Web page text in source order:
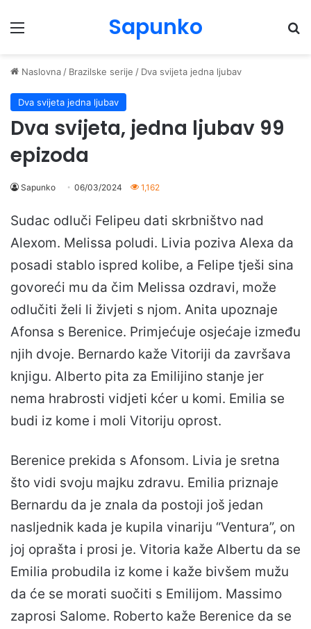
Menu Sapunko
Naslovna / Brazilske serije / Dva svijeta jedna ljubav
Dva svijeta jedna ljubav
Dva svijeta, jedna ljubav 99
epizoda
Sapunko 06/03/2024 1,162
Sudac odluči Felipeu dati skrbništvo nad
Alexom. Melissa poludi. Livia poziva Alexa da
posadi stablo ispred kolibe, a Felipe tješi sina
govoreći mu da čim Melissa ozdravi, može
odlučiti želi li živjeti s njom. Anita upoznaje
Afonsa s Berenice. Primjećuje osjećaje između
njih dvoje. Bernardo kaže Vitoriji da završava
knjigu. Alberto pita za Emilijino stanje jer
nema hrabrosti vidjeti kćer u komi. Emilia se
budi iz kome i moli Vitoriju oprost.
Berenice prekida s Afonsom. Livia je sretna
što vidi svoju majku zdravu. Emilia priznaje
Bernardu da je znala da postoji još jedan
nasljednik kada je kupila vinariju “Ventura”, on
joj oprašta i prosi je. Vitoria kaže Albertu da se
Emilia probudila iz kome i kaže bivšem mužu
da će se morati suočiti s Emilijom. Massimo
zaprosi Salome. Roberto kaže Berenice da se